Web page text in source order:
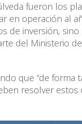
fueron los
operación al
de inversión,
del Ministerio
que “de forma
resolver estos